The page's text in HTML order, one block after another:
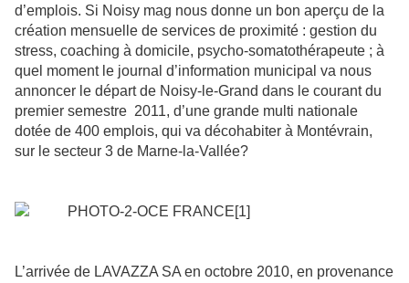
d’emplois. Si Noisy mag nous donne un bon aperçu de la
création mensuelle de services de proximité : gestion du
stress, coaching à domicile, psycho-somatothérapeute ; à
quel moment le journal d’information municipal va nous
annoncer le départ de Noisy-le-Grand dans le courant du
premier semestre 2011, d’une grande multi nationale
dotée de 400 emplois, qui va décohabiter à Montévrain,
sur le secteur 3 de Marne-la-Vallée?
L’arrivée de LAVAZZA SA en octobre 2010, en provenance